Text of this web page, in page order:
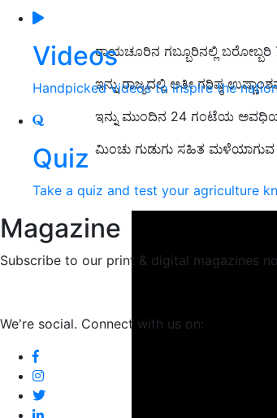
Videos
Handpicked videos to inspire the
Quiz
Take a quiz and test your agriculture
Magazine
Subscribe to our print & digital magazines
We're social. Connect with us on:
ರಾಯಚೂರಿನ ಗಬ್ಬೂರಿನಲ್ಲಿ
ಇನ್ನು ರಾಜ್ಯದಲ್ಲಿ ಅತೀ ಗರಿಷ್ಠ
ಇನ್ನು ಮುಂದಿನ 24 ಗಂಟೆಯ
ಮಿಂಚು ಗುಡುಗು ಸಹಿತ